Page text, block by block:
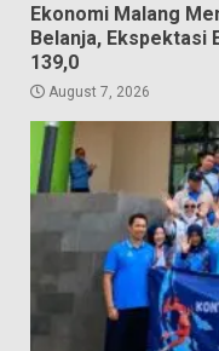
Ekonomi Malang
Belanja, Ekspektasi
139,0
August 7, 2026